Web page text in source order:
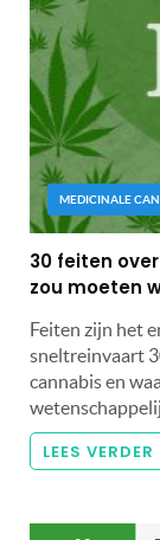
MEDICINALE
30 feiten
zou moeten
Feiten zijn het
sneltreinvaart
cannabis en
LEES VERDER